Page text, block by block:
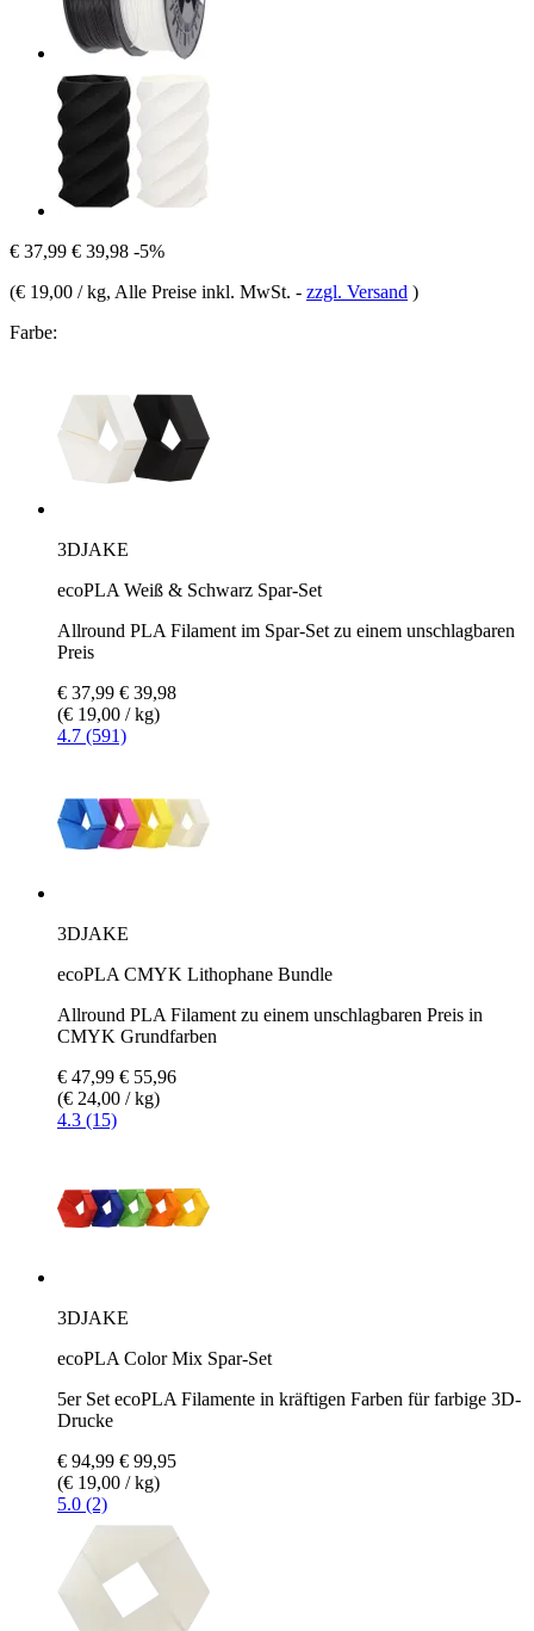
€ 37,99 € 39,98 -5%
(€ 19,00 / kg, Alle Preise inkl. MwSt. - zzgl. Versand )
Farbe:
3DJAKE
ecoPLA Weiß & Schwarz Spar-Set
Allround PLA Filament im Spar-Set zu einem unschlagbaren
Preis
€ 37,99 € 39,98
(€ 19,00 / kg)
4.7 (591)
3DJAKE
ecoPLA CMYK Lithophane Bundle
Allround PLA Filament zu einem unschlagbaren Preis in
CMYK Grundfarben
€ 47,99 € 55,96
(€ 24,00 / kg)
4.3 (15)
3DJAKE
ecoPLA Color Mix Spar-Set
5er Set ecoPLA Filamente in kräftigen Farben für farbige 3D-
Drucke
€ 94,99 € 99,95
(€ 19,00 / kg)
5.0 (2)